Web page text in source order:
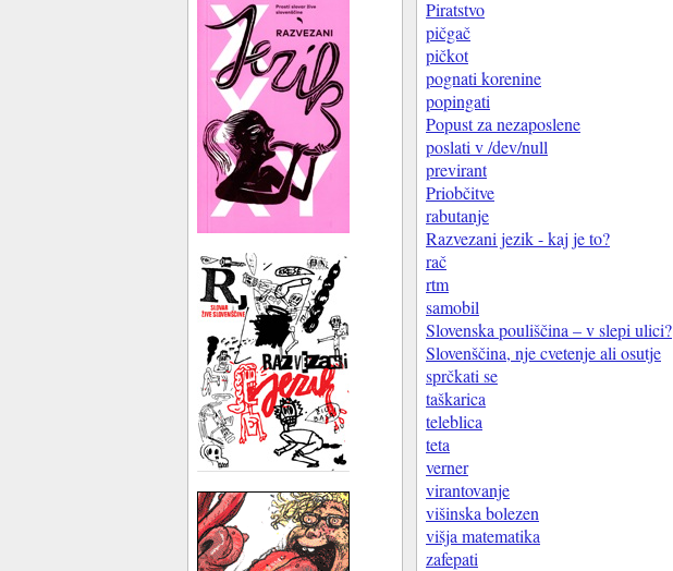
Piratstvo
pičgač
pičkot
pognati korenine
popingati
Popust za nezaposlene
poslati v /dev/null
previrant
Priobčitve
rabutanje
Razvezani jezik - kaj je to?
rač
rtm
samobil
Slovenska pouliščina – v slepi ulici?
Slovenščina, nje cvetenje ali osutje
sprčkati se
taškarica
teleblica
teta
verner
virantovanje
višinska bolezen
višja matematika
zafepati